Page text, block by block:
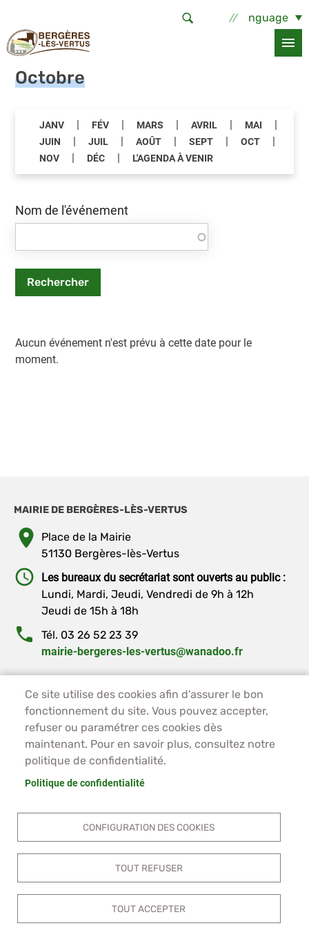
Select Language
Accueil Tout l'agenda
Octobre
JANV | FÉV | MARS | AVRIL | MAI |
JUIN | JUIL | AOÛT | SEPT | OCT |
NOV | DÉC | L'AGENDA À VENIR
Nom de l'événement
Rechercher
Aucun événement n'est prévu à cette date pour le
moment.
MAIRIE DE BERGÈRES-LÈS-VERTUS
Place de la Mairie
51130 Bergères-lès-Vertus
Les bureaux du secrétariat sont ouverts au public :
Lundi, Mardi, Jeudi, Vendredi de 9h à 12h
Jeudi de 15h à 18h
Tél. 03 26 52 23 39
mairie-bergeres-les-vertus@wanadoo.fr
Ce site utilise des cookies afin d'assurer le bon
fonctionnement du site. Vous pouvez accepter,
refuser ou paramétrer ces cookies dès
maintenant. Pour en savoir plus, consultez notre
politique de confidentialité.
Politique de confidentialité
CONFIGURATION DES COOKIES
TOUT REFUSER
TOUT ACCEPTER
PIED DE PAGE - BERGÈRES-LES-VERTUS
ACCUEIL
PLAN DU SITE
CONTACT
MENTIONS LÉGALES
DONNÉES PERSONNELLES
ACCESSIBILITÉ